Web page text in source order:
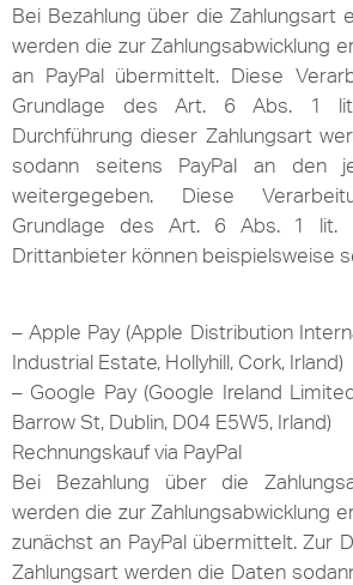
Bei Bezahlung über die Zahlungsart
werden die zur Zahlungsabwicklung
an PayPal übermittelt. Diese
Grundlage des Art. 6 Abs. 1
Durchführung dieser Zahlungsart
sodann seitens PayPal an den
weitergegeben. Diese
Grundlage des Art. 6 Abs. 1 lit.
Drittanbieter können beispielsweise
– Apple Pay (Apple Distribution
Industrial Estate, Hollyhill, Cork, Irland)
– Google Pay (Google Ireland
Barrow St, Dublin, D04 E5W5, Irland)
Rechnungskauf via PayPal
Bei Bezahlung über die
werden die zur Zahlungsabwicklung
zunächst an PayPal übermittelt. Zur
Zahlungsart werden die Daten